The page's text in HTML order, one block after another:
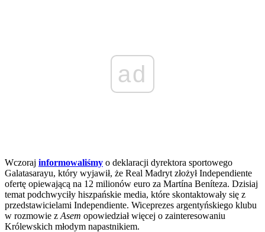
ad
Wczoraj informowaliśmy o deklaracji dyrektora sportowego
Galatasarayu, który wyjawił, że Real Madryt złożył Independiente
ofertę opiewającą na 12 milionów euro za Martína Beníteza. Dzisiaj
temat podchwyciły hiszpańskie media, które skontaktowały się z
przedstawicielami Independiente. Wiceprezes argentyńskiego klubu
w rozmowie z Asem opowiedział więcej o zainteresowaniu
Królewskich młodym napastnikiem.